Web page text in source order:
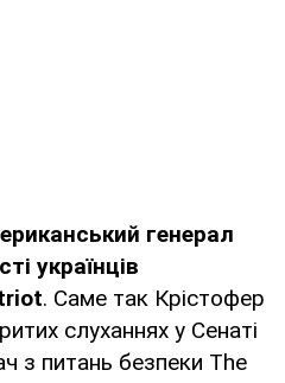
генерал
українців
. Саме так Крістофер
слуханнях у Сенаті
з питань безпеки The